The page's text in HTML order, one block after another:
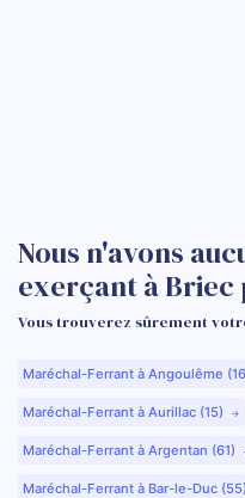
Nous n'avons
exerçant à
Vous trouverez sûrement
Maréchal-Ferrant à Angoulême
Maréchal-Ferrant à Aurillac (15)
Maréchal-Ferrant à Argentan (61)
Maréchal-Ferrant à Bar-le-Duc (55)